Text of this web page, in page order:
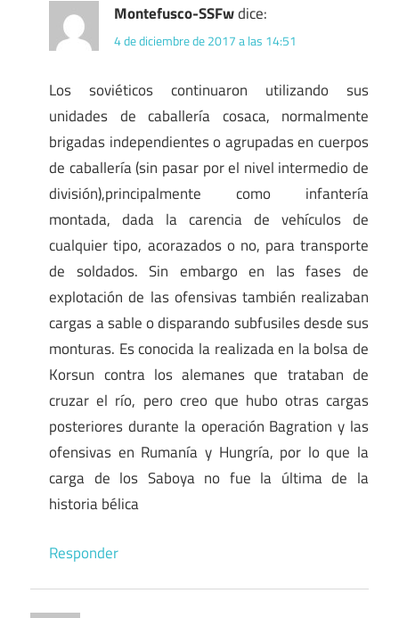
Montefusco-SSFwdice:
4 de diciembre de 2017 a las 14:51
Los soviéticos continuaron utilizando sus
unidades de caballería cosaca, normalmente
brigadas independientes o agrupadas en cuerpos
de caballería (sin pasar por el nivel intermedio de
división),principalmente como infantería
montada, dada la carencia de vehículos de
cualquier tipo, acorazados o no, para transporte
de soldados. Sin embargo en las fases de
explotación de las ofensivas también realizaban
cargas a sable o disparando subfusiles desde sus
monturas. Es conocida la realizada en la bolsa de
Korsun contra los alemanes que trataban de
cruzar el río, pero creo que hubo otras cargas
posteriores durante la operación Bagration y las
ofensivas en Rumanía y Hungría, por lo que la
carga de los Saboya no fue la última de la
historia bélica
Responder